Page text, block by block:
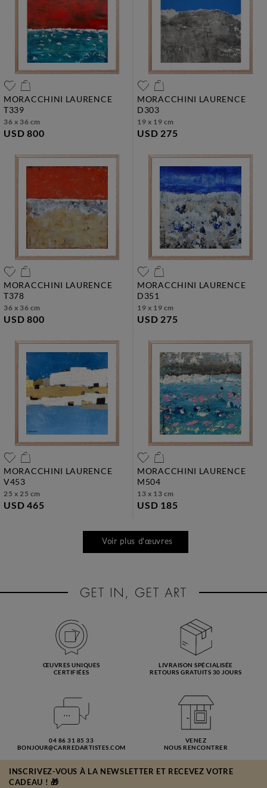
MORACCHINI LAURENCE
t339
36 x 36 cm
USD 800
MORACCHINI LAURENCE
d303
19 x 19 cm
USD 275
MORACCHINI LAURENCE
t378
36 x 36 cm
USD 800
MORACCHINI LAURENCE
d351
19 x 19 cm
USD 275
MORACCHINI LAURENCE
v453
25 x 25 cm
USD 465
MORACCHINI LAURENCE
m504
13 x 13 cm
USD 185
Voir plus d'œuvres
ŒUVRES UNIQUES
CERTIFIÉES
LIVRAISON SPÉCIALISÉE
RETOURS GRATUITS 30 JOURS
04 86 31 85 33
BONJOUR@CARREDARTISTES.COM
VENEZ
NOUS RENCONTRER
INSCRIVEZ-VOUS À LA NEWSLETTER ET RECEVEZ VOTRE
CADEAU ! 🎁